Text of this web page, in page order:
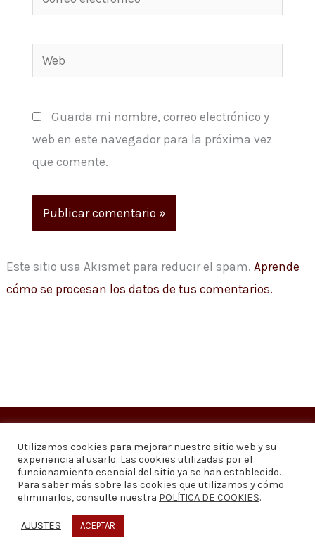
electrónico*
Web
Guarda mi nombre, correo electrónico y
web en este navegador para la próxima vez
que comente.
Este sitio usa Akismet para reducir el spam.Aprende
cómo se procesan los datos de tus comentarios.
Copyright © 2026Visión 20/20 Noticias
Visión 20/20 Noticias - Edición 1.095
Contáctenos
Quiénes somos
Política de privacidad
Utilizamos cookies para mejorar nuestro sitio web y su
experiencia al usarlo. Las cookies utilizadas por el
funcionamiento esencial del sitio ya se han establecido.
Para saber más sobre las cookies que utilizamos y cómo
eliminarlos, consulte nuestra POLÍTICA DE COOKIES.
AJUSTES ACEPTAR